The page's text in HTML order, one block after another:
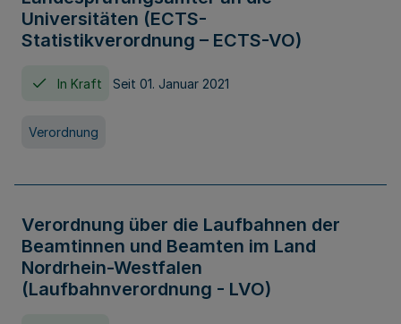
Universitäten (ECTS-
Statistikverordnung – ECTS-VO)
In Kraft Seit 01. Januar 2021
Verordnung
Verordnung über die Laufbahnen der
Beamtinnen und Beamten im Land
Nordrhein-Westfalen
(Laufbahnverordnung - LVO)